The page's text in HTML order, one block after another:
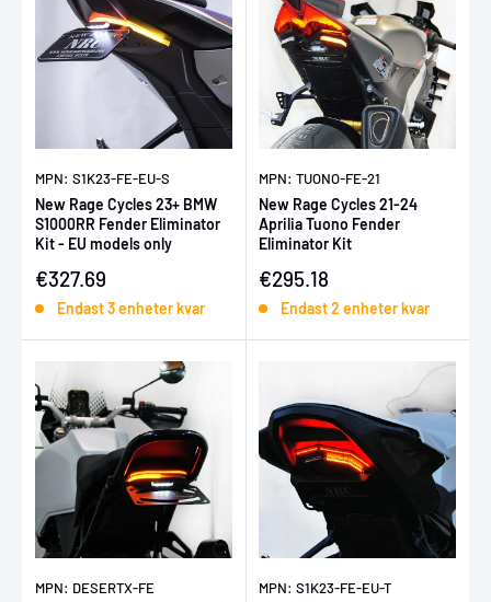
MPN: S1K23-FE-EU-S
New Rage Cycles 23+ BMW
S1000RR Fender Eliminator
Kit - EU models only
Försäljningspris
€327.69
Endast 3 enheter kvar
MPN: TUONO-FE-21
New Rage Cycles 21-24
Aprilia Tuono Fender
Eliminator Kit
Försäljningspris
€295.18
Endast 2 enheter kvar
MPN: DESERTX-FE MPN: S1K23-FE-EU-T